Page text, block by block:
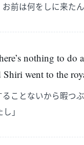
前は何をしに来たん
nothing to do
went to the
ることないから暇
」